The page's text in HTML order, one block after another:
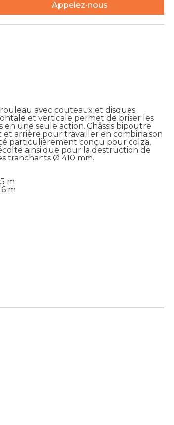
avec couteaux et disques
et verticale permet de briser les
une seule action. Châssis bipoutre
et arrière pour travailler en combinaison
particulièrement conçu pour colza,
ainsi que pour la destruction de
tranchants Ø 410 mm.
m
m
Appelez-nous